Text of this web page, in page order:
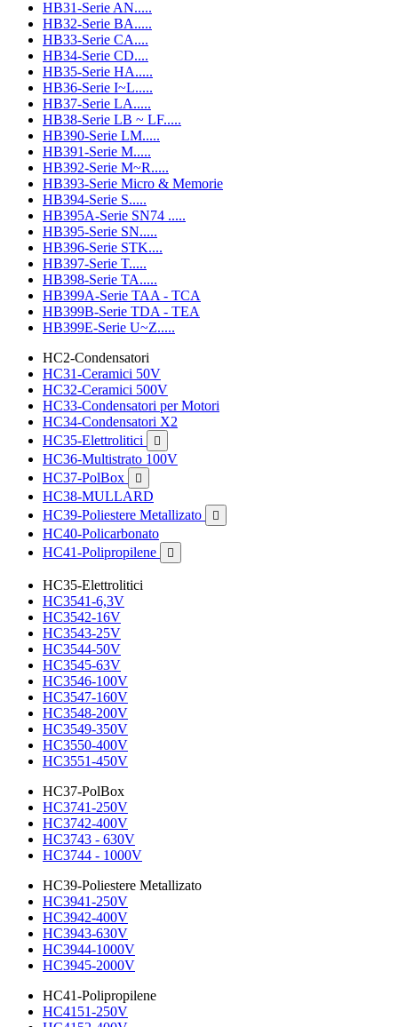
HB31-Serie AN.....
HB32-Serie BA.....
HB33-Serie CA....
HB34-Serie CD....
HB35-Serie HA.....
HB36-Serie I~L.....
HB37-Serie LA.....
HB38-Serie LB ~ LF.....
HB390-Serie LM.....
HB391-Serie M.....
HB392-Serie M~R.....
HB393-Serie Micro & Memorie
HB394-Serie S.....
HB395A-Serie SN74 .....
HB395-Serie SN.....
HB396-Serie STK....
HB397-Serie T.....
HB398-Serie TA.....
HB399A-Serie TAA - TCA
HB399B-Serie TDA - TEA
HB399E-Serie U~Z.....
HC2-Condensatori
HC31-Ceramici 50V
HC32-Ceramici 500V
HC33-Condensatori per Motori
HC34-Condensatori X2
HC35-Elettrolitici

HC36-Multistrato 100V
HC37-PolBox

HC38-MULLARD
HC39-Poliestere Metallizato

HC40-Policarbonato
HC41-Polipropilene

HC35-Elettrolitici
HC3541-6,3V
HC3542-16V
HC3543-25V
HC3544-50V
HC3545-63V
HC3546-100V
HC3547-160V
HC3548-200V
HC3549-350V
HC3550-400V
HC3551-450V
HC37-PolBox
HC3741-250V
HC3742-400V
HC3743 - 630V
HC3744 - 1000V
HC39-Poliestere Metallizato
HC3941-250V
HC3942-400V
HC3943-630V
HC3944-1000V
HC3945-2000V
HC41-Polipropilene
HC4151-250V